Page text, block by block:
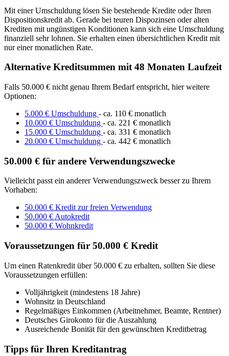
Mit einer Umschuldung lösen Sie bestehende Kredite oder Ihren
Dispositionskredit ab. Gerade bei teuren Dispozinsen oder alten
Krediten mit ungünstigen Konditionen kann sich eine Umschuldung
finanziell sehr lohnen. Sie erhalten einen übersichtlichen Kredit mit
nur einer monatlichen Rate.
Alternative Kreditsummen mit 48 Monaten Laufzeit
Falls 50.000 € nicht genau Ihrem Bedarf entspricht, hier weitere
Optionen:
5.000 € Umschuldung - ca. 110 € monatlich
10.000 € Umschuldung - ca. 221 € monatlich
15.000 € Umschuldung - ca. 331 € monatlich
20.000 € Umschuldung - ca. 442 € monatlich
50.000 € für andere Verwendungszwecke
Vielleicht passt ein anderer Verwendungszweck besser zu Ihrem
Vorhaben:
50.000 € Kredit zur freien Verwendung
50.000 € Autokredit
50.000 € Wohnkredit
Voraussetzungen für 50.000 € Kredit
Um einen Ratenkredit über 50.000 € zu erhalten, sollten Sie diese
Voraussetzungen erfüllen:
Volljährigkeit (mindestens 18 Jahre)
Wohnsitz in Deutschland
Regelmäßiges Einkommen (Arbeitnehmer, Beamte, Rentner)
Deutsches Girokonto für die Auszahlung
Ausreichende Bonität für den gewünschten Kreditbetrag
Tipps für Ihren Kreditantrag